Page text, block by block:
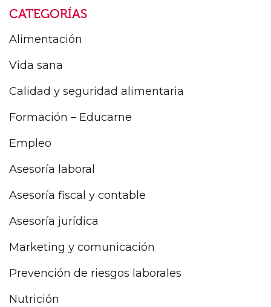
CATEGORÍAS
Alimentación
Vida sana
Calidad y seguridad alimentaria
Formación – Educarne
Empleo
Asesoría laboral
Asesoría fiscal y contable
Asesoría jurídica
Marketing y comunicación
Prevención de riesgos laborales
Nutrición